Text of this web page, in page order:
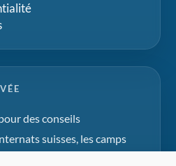
des conseils
suisses, les camps
familiale.